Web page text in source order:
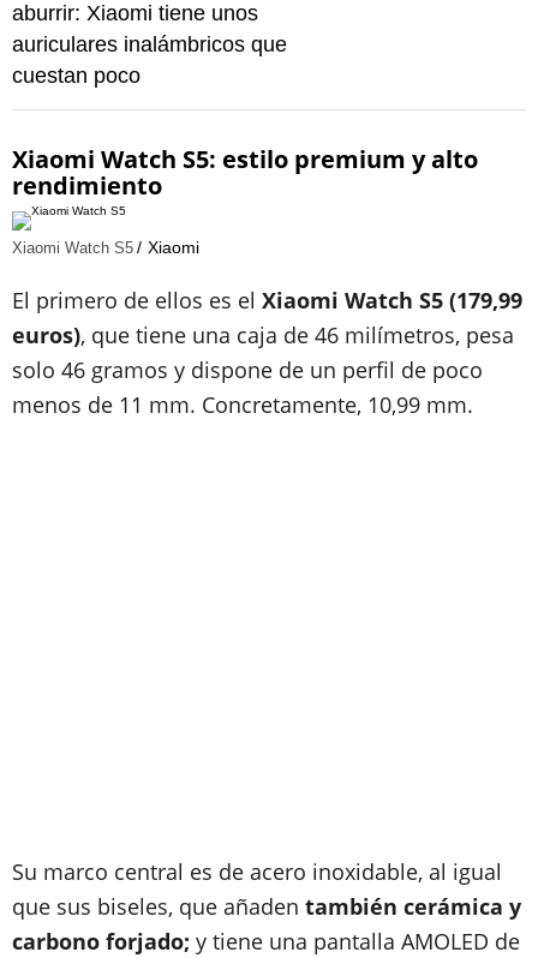
aburrir: Xiaomi tiene unos
auriculares inalámbricos que
cuestan poco
Xiaomi Watch S5: estilo premium y alto
rendimiento
Xiaomi Watch S5 Xiaomi
El primero de ellos es el Xiaomi Watch S5 (179,99
euros), que tiene una caja de 46 milímetros, pesa
solo 46 gramos y dispone de un perfil de poco
menos de 11 mm. Concretamente, 10,99 mm.
Su marco central es de acero inoxidable, al igual
que sus biseles, que añaden también cerámica y
carbono forjado; y tiene una pantalla AMOLED de